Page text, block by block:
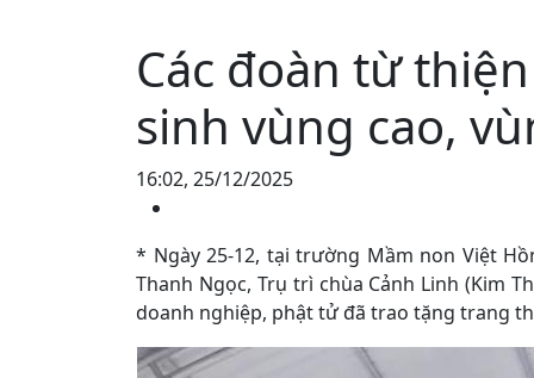
Các đoàn từ
sinh vùng cao,
16:02, 25/12/2025
* Ngày 25-12, tại trường Mầm non Việt
Thanh Ngọc, Trụ trì chùa Cảnh Linh (Kim
doanh nghiệp, phật tử đã trao tặng trang